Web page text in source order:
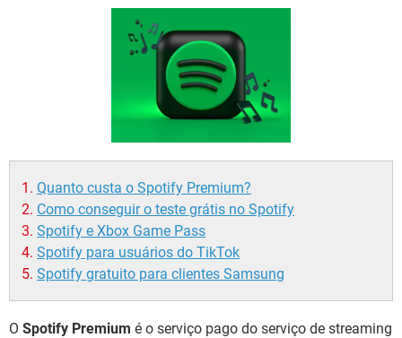
Quanto custa o Spotify Premium?
Como conseguir o teste grátis no Spotify
Spotify e Xbox Game Pass
Spotify para usuários do TikTok
Spotify gratuito para clientes Samsung
O Spotify Premium é o serviço pago do serviço de streaming